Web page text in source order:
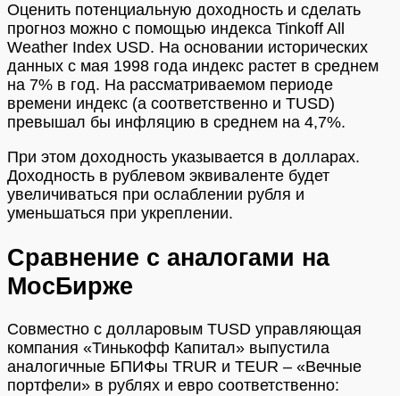
Оценить потенциальную доходность и сделать
прогноз можно с помощью индекса Tinkoff All
Weather Index USD. На основании исторических
данных с мая 1998 года индекс растет в среднем
на 7% в год. На рассматриваемом периоде
времени индекс (а соответственно и TUSD)
превышал бы инфляцию в среднем на 4,7%.
При этом доходность указывается в долларах.
Доходность в рублевом эквиваленте будет
увеличиваться при ослаблении рубля и
уменьшаться при укреплении.
Сравнение с аналогами на
МосБирже
Совместно с долларовым TUSD управляющая
компания «Тинькофф Капитал» выпустила
аналогичные БПИФы TRUR и TEUR – «Вечные
портфели» в рублях и евро соответственно: